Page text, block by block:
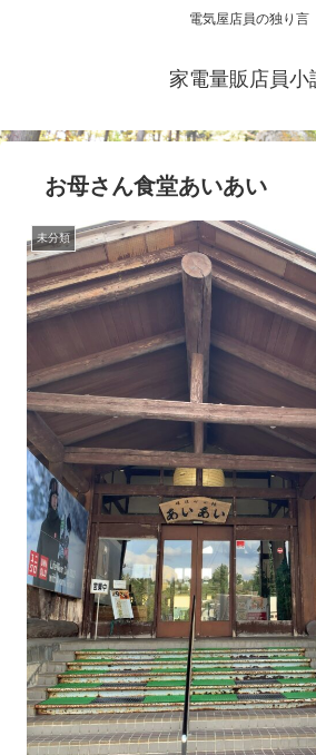
電気屋店員の独り言
家電量販店員小
お母さん食堂あいあい
未分類